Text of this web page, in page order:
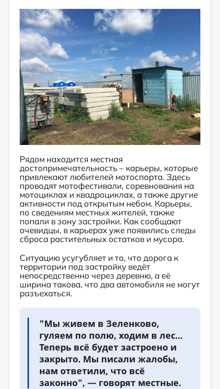
Рядом находится местная
достопримечательность – карьеры, которые
привлекают любителей мотоспорта. Здесь
проводят мотофестивали, соревнования на
мотоциклах и квадроциклах, а также другие
активности под открытым небом. Карьеры,
по сведениям местных жителей, также
попали в зону застройки. Как сообщают
очевидцы, в карьерах уже появились следы
сброса растительных остатков и мусора.
Ситуацию усугубляет и то, что дорога к
территории под застройку ведёт
непосредственно через деревню, а её
ширина такова, что два автомобиля не могут
разъехаться.
"Мы живем в Зеленково,
гуляем по полю, ходим в лес...
Теперь всё будет застроено и
закрыто. Мы писали жалобы,
нам ответили, что всё
законно", — говорят местные.